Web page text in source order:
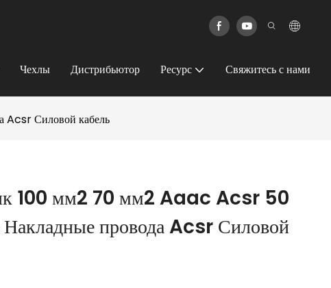
Чехлы Дистрибьютор Ресурс Свяжитесь с нами
Силовой кабель
100 мм2 70 мм2 Aaac Acsr 50
провода Acsr Силовой